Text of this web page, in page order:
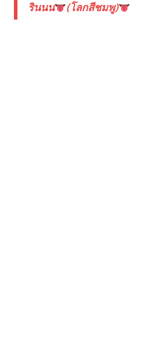
รินนน
(โลกสีชมพู)